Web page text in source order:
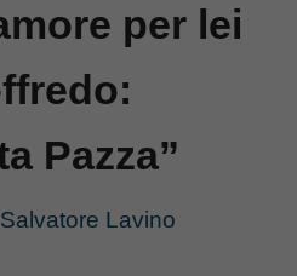
per lei
Pazza”
Salvatore Lavino